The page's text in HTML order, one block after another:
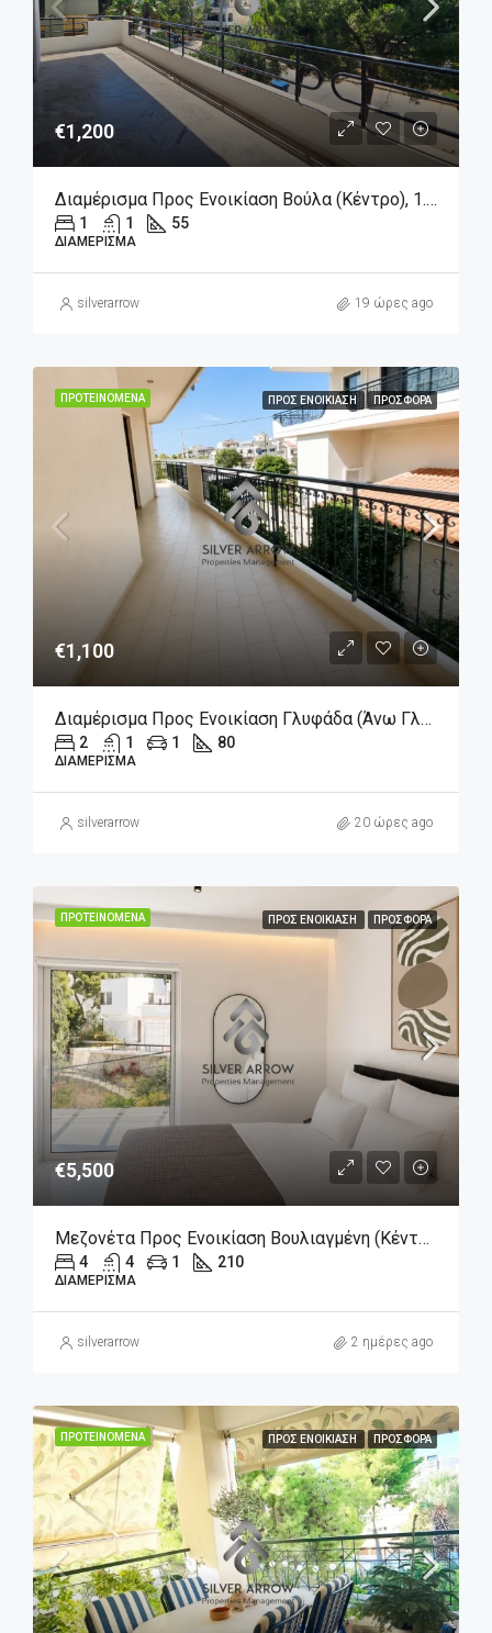
€1,200
Διαμέρισμα Προς Ενοικίαση Βούλα (Κέντρο), 1.200€, 55 Τ.μ.
1 1 55
ΔΙΑΜΈΡΙΣΜΑ
silverarrow 19 ώρες ago
ΠΡΟΤΕΙΝΌΜΕΝΑ ΠΡΟΣ ΕΝΟΙΚΊΑΣΗ ΠΡΟΣΦΟΡΆ
€1,100
Διαμέρισμα Προς Ενοικίαση Γλυφάδα (Άνω Γλυφάδα), 1.100€, 80 Τ.μ.
2 1 1 80
ΔΙΑΜΈΡΙΣΜΑ
silverarrow 20 ώρες ago
ΠΡΟΤΕΙΝΌΜΕΝΑ ΠΡΟΣ ΕΝΟΙΚΊΑΣΗ ΠΡΟΣΦΟΡΆ
€5,500
Μεζονέτα Προς Ενοικίαση Βουλιαγμένη (Κέντρο), 5.500€, 210 Τ.μ.
4 4 1 210
ΔΙΑΜΈΡΙΣΜΑ
silverarrow 2 ημέρες ago
ΠΡΟΤΕΙΝΌΜΕΝΑ ΠΡΟΣ ΕΝΟΙΚΊΑΣΗ ΠΡΟΣΦΟΡΆ